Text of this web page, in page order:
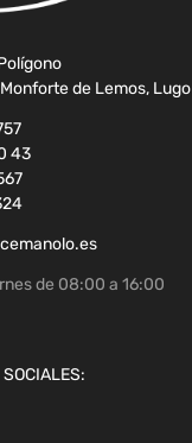
de Lemos, Lugo
43
de 08:00 a 16:00